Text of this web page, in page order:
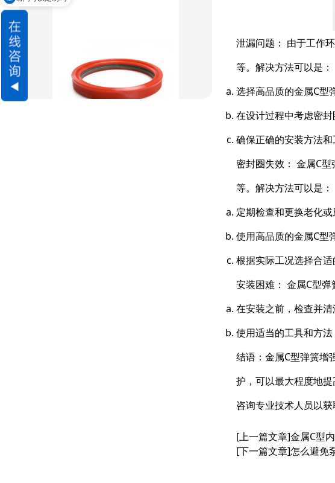
星型双O组合
阶梯组合封
泄漏问题： 由于工作
等。解决方法可以是：
选择高品质的金属C型
在设计过程中考虑密
确保正确的安装方法和
密封圈失效： 金属C
等。解决方法可以是：
定期检查和更换老化或
使用高品质的金属C型
根据实际工况选择合适
安装困难： 金属C型
在安装之前，检查并清
使用适当的工具和方
结语：金属C型弹簧增
护，可以最大程度地
咨询专业技术人员以获
[上一篇文章]金属C型
[下一篇文章]怎么避免